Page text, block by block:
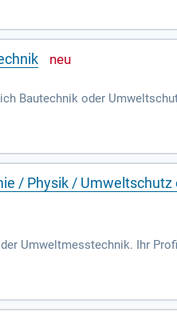
Bautechnik oder
9a TVöD-VKA umfasst die
die Planung und Abrechnung
als staatlich geprüfter
dem Niveau C2 beherrschen.
/ Physik / Umweltschutz
Umweltmesstechnik. Ihr
Sie ein sicherer Arbeitsplatz
Sie sich jetzt und